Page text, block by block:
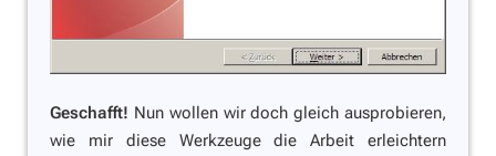
Geschafft! Nun wollen wir doch gleich ausprobieren,
wie mir diese Werkzeuge die Arbeit erleichtern